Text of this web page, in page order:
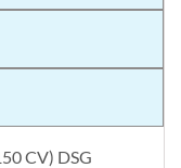
CV) DSG